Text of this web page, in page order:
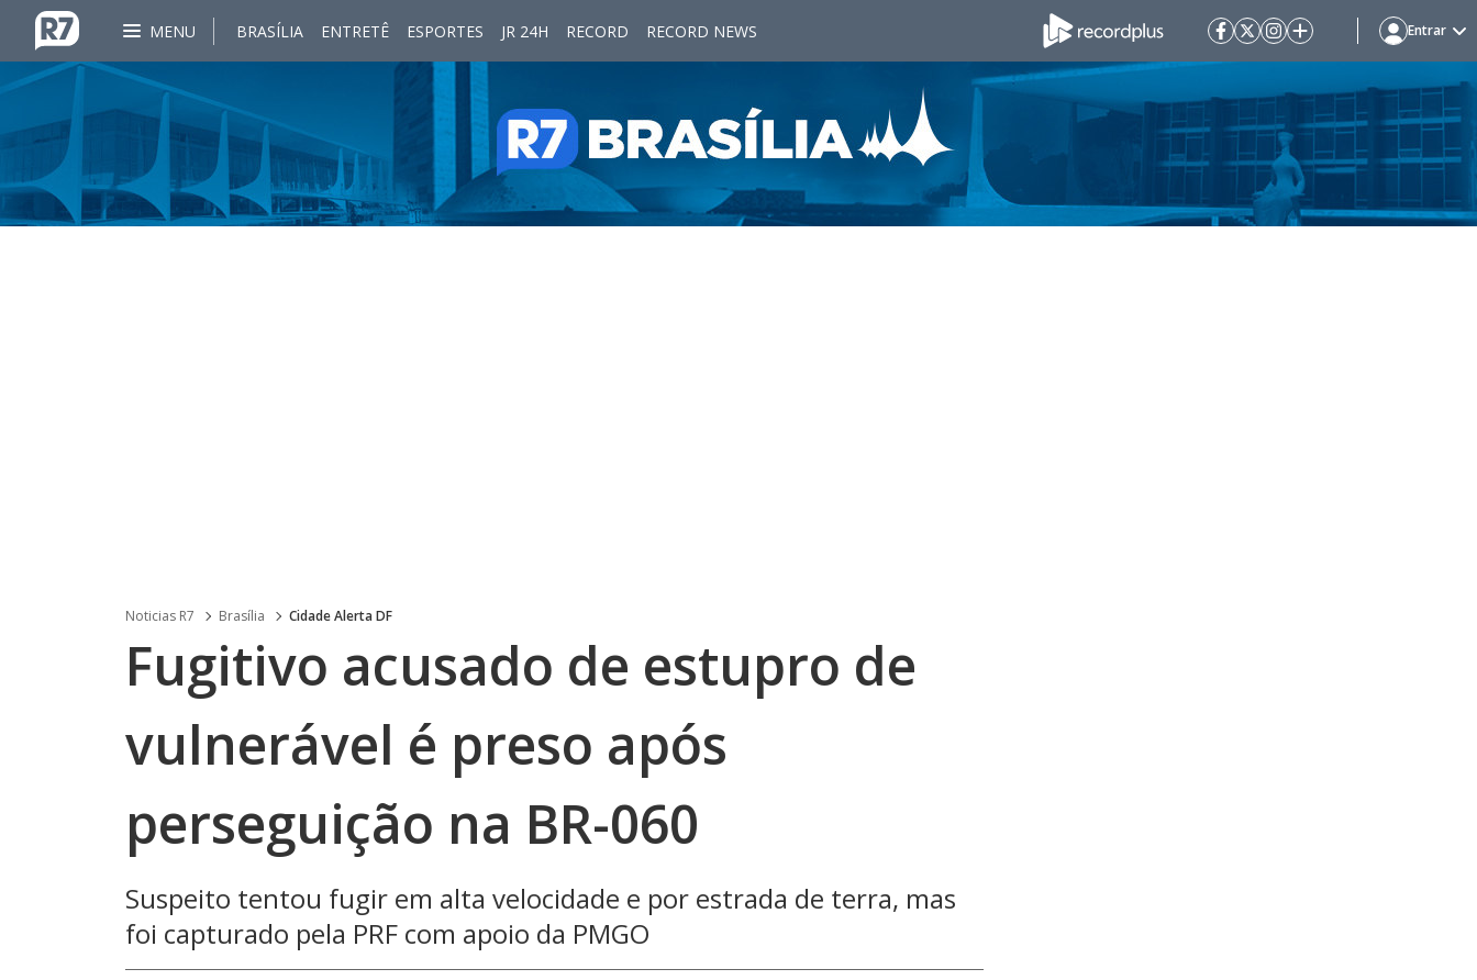
MENU BRASÍLIA ENTRETÊ ESPORTES JR 24H RECORD RECORD NEWS Entrar
Noticias R7 Brasília Cidade Alerta DF
Fugitivo acusado de estupro de
vulnerável é preso após
perseguição na BR-060
Suspeito tentou fugir em alta velocidade e por estrada de terra, mas
foi capturado pela PRF com apoio da PMGO